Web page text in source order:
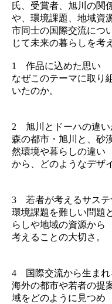
氏、受賞者、旭川の関
や、環境課題、地域資
市同士の国際交流につ
じて未来の暮らしを考
1 作品に込めた思い
なぜこのテーマに取り
いたのか。
2 旭川とドーハの違い
森の都市・旭川と、砂
然環境や暮らしの違い
から、どのようなデザ
3 若者が考えるサステ
環境課題を難しい問題
らしや地域の資源から
考えることの大切さ。
4 国際交流から生まれ
海外の都市や若者の提
域をどのように見つめ